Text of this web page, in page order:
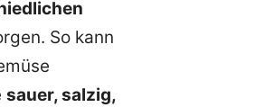
So kann
sauer, salzig,